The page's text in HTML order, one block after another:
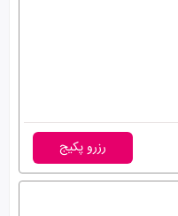
رزرو پکیج